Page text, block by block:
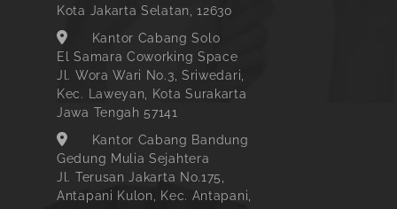
Kota Jakarta Selatan, 12630
Kantor Cabang Solo
El Samara Coworking Space
Jl. Wora Wari No.3, Sriwedari,
Kec. Laweyan, Kota Surakarta
Jawa Tengah 57141
Kantor Cabang Bandung
Gedung Mulia Sejahtera
Jl. Terusan Jakarta No.175,
Antapani Kulon, Kec. Antapani,